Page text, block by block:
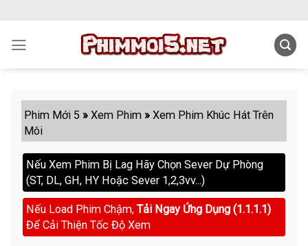
content
Phim Mới 5 »Xem Phim »Xem Phim Khúc Hát Trên
Môi
Nếu Xem Phim Bị Lag Hãy Chọn Sever Dự Phòng
(ST, DL, GH, HY Hoặc Sever 1,2,3vv...)
Nếu Load Phim Chậm, Tải Ngay Ứng Dụng (1.1.1.1)
Để Cải Thiện Tốc Độ Xem